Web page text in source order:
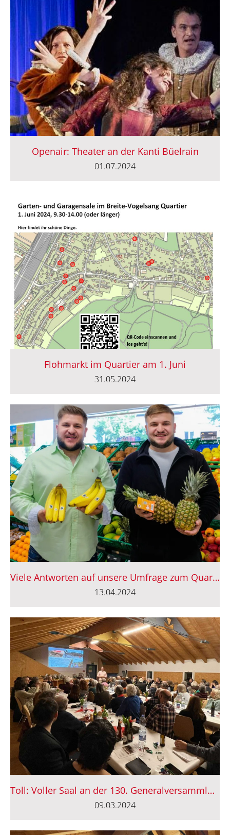
Openair: Theater an der Kanti Büelrain
01.07.2024
Flohmarkt im Quartier am 1. Juni
31.05.2024
Viele Antworten auf unsere Umfrage zum Quartierladen
13.04.2024
Toll: Voller Saal an der 130. Generalversammlung
09.03.2024